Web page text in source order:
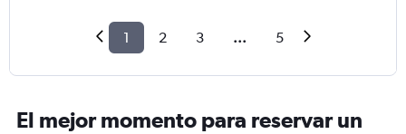
1 2 3 ... 5
El mejor momento para reservar un